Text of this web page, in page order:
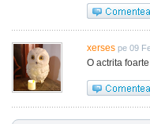
xerses pe 09
O actrita